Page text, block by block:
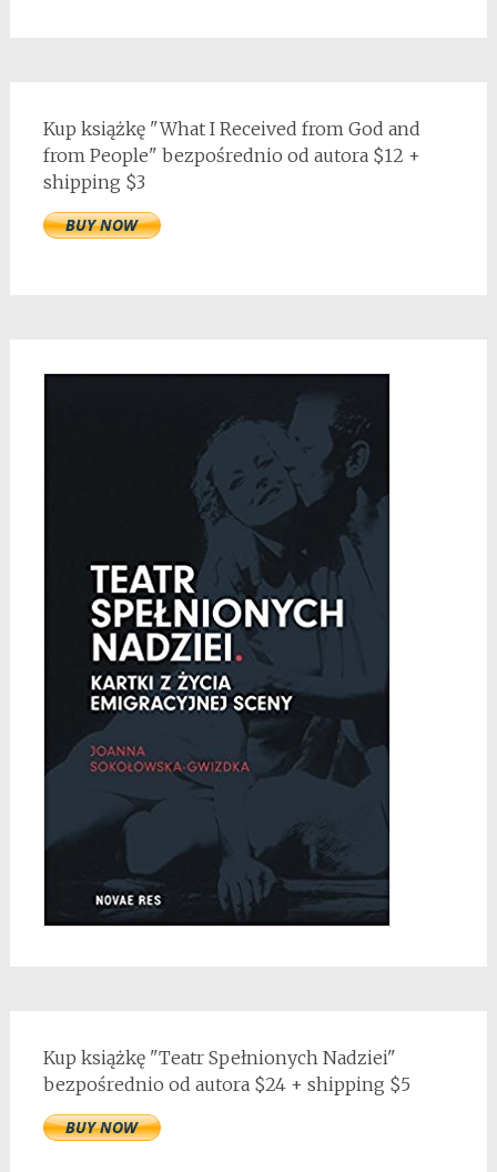
Kup książkę "What I Received from God and
from People" bezpośrednio od autora $12 +
shipping $3
Kup książkę "Teatr Spełnionych Nadziei"
bezpośrednio od autora $24 + shipping $5